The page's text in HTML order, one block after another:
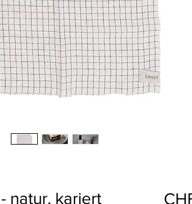
natur, kariert